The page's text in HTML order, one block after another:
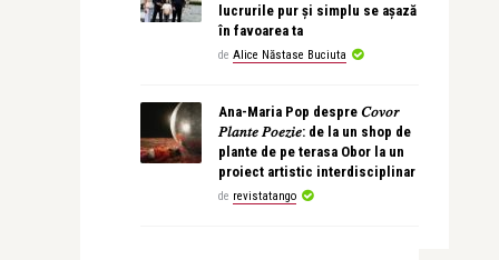
lucrurile pur și simplu se așază
în favoarea ta
de Alice Năstase Buciuta
Ana-Maria Pop despre 𝐶𝑜𝑣𝑜𝑟
𝑃𝑙𝑎𝑛𝑡𝑒 𝑃𝑜𝑒𝑧𝑖𝑒: de la un shop de
plante de pe terasa Obor la un
proiect artistic interdisciplinar
de revistatango